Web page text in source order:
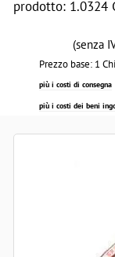
prodotto: 1.0324
(senza
Prezzo base: 1
più i costi di consegna
più i costi dei beni